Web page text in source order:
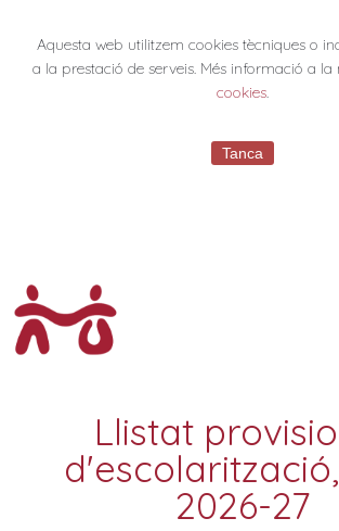
Llistat
2026-27
Aquesta web utilitzem cookies tècniques o
a la prestació de serveis. Més informació a la
cookies.
Tanca